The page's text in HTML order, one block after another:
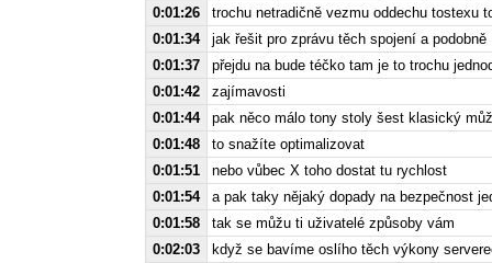
0:01:26
trochu netradičně vezmu oddechu tostexu
0:01:34
jak řešit pro zprávu těch spojení a podobně
0:01:37
přejdu na bude téčko tam je to trochu
0:01:42
zajímavosti
0:01:44
pak něco málo tony stoly šest klasický
0:01:48
to snažíte optimalizovat
0:01:51
nebo vůbec X toho dostat tu rychlost
0:01:54
a pak taky nějaký dopady na bezpečnost
0:01:58
tak se můžu ti uživatelé způsoby vám
0:02:03
když se bavíme oslího těch výkony